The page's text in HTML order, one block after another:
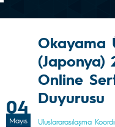
04
Mayıs
Okayama
(Japonya)
Online
Duyurusu
Uluslararasılaşma